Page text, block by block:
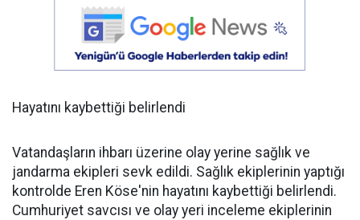
Hayatını kaybettiği belirlendi
Vatandaşların ihbarı üzerine olay yerine sağlık ve
jandarma ekipleri sevk edildi. Sağlık ekiplerinin yaptığı
kontrolde Eren Köse'nin hayatını kaybettiği belirlendi.
Cumhuriyet savcısı ve olay yeri inceleme ekiplerinin